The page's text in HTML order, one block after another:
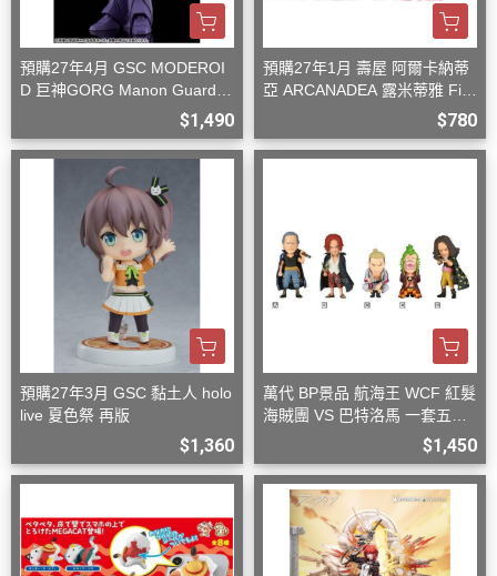
預購27年4月 GSC MODEROI
D 巨神GORG Manon Guardia
$1,490
預購27年1月 壽屋 阿爾卡納蒂
亞 ARCANADEA 露米蒂雅 Firs
$780
預購27年3月 GSC 黏土人 holo
live 夏色祭 再版
$1,360
萬代 BP景品 航海王 WCF 紅髮
海賊團 VS 巴特洛馬 一套五款
$1,450